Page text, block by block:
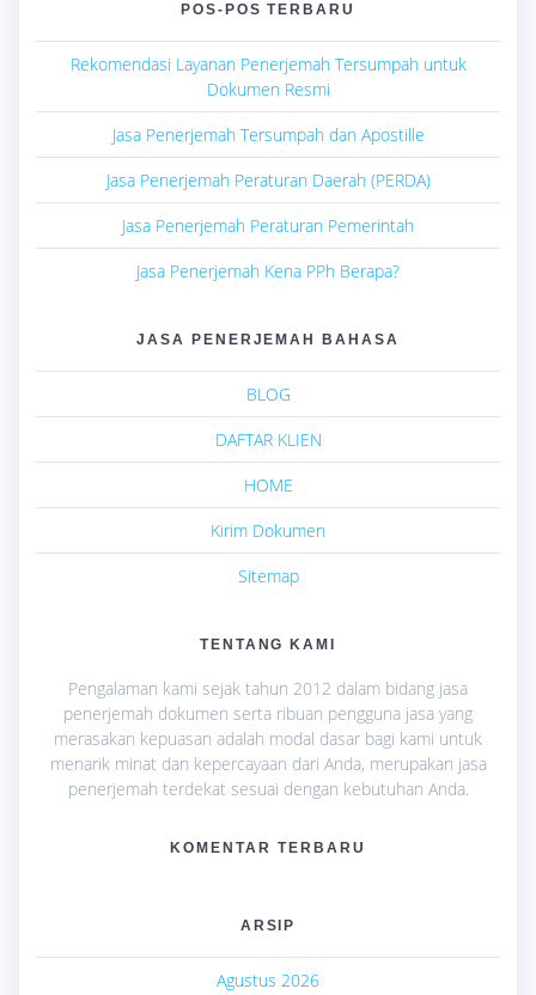
POS-POS TERBARU
Rekomendasi Layanan Penerjemah Tersumpah untuk
Dokumen Resmi
Jasa Penerjemah Tersumpah dan Apostille
Jasa Penerjemah Peraturan Daerah (PERDA)
Jasa Penerjemah Peraturan Pemerintah
Jasa Penerjemah Kena PPh Berapa?
JASA PENERJEMAH BAHASA
BLOG
DAFTAR KLIEN
HOME
Kirim Dokumen
Sitemap
TENTANG KAMI
Pengalaman kami sejak tahun 2012 dalam bidang jasa
penerjemah dokumen serta ribuan pengguna jasa yang
merasakan kepuasan adalah modal dasar bagi kami untuk
menarik minat dan kepercayaan dari Anda, merupakan jasa
penerjemah terdekat sesuai dengan kebutuhan Anda.
KOMENTAR TERBARU
ARSIP
Agustus 2026